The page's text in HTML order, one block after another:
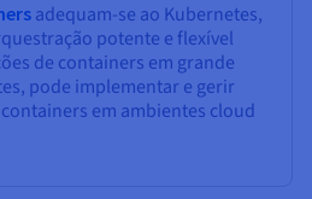
adequam-se ao Kubernetes,
potente e flexível
de containers em grande
pode implementar e gerir
em ambientes cloud